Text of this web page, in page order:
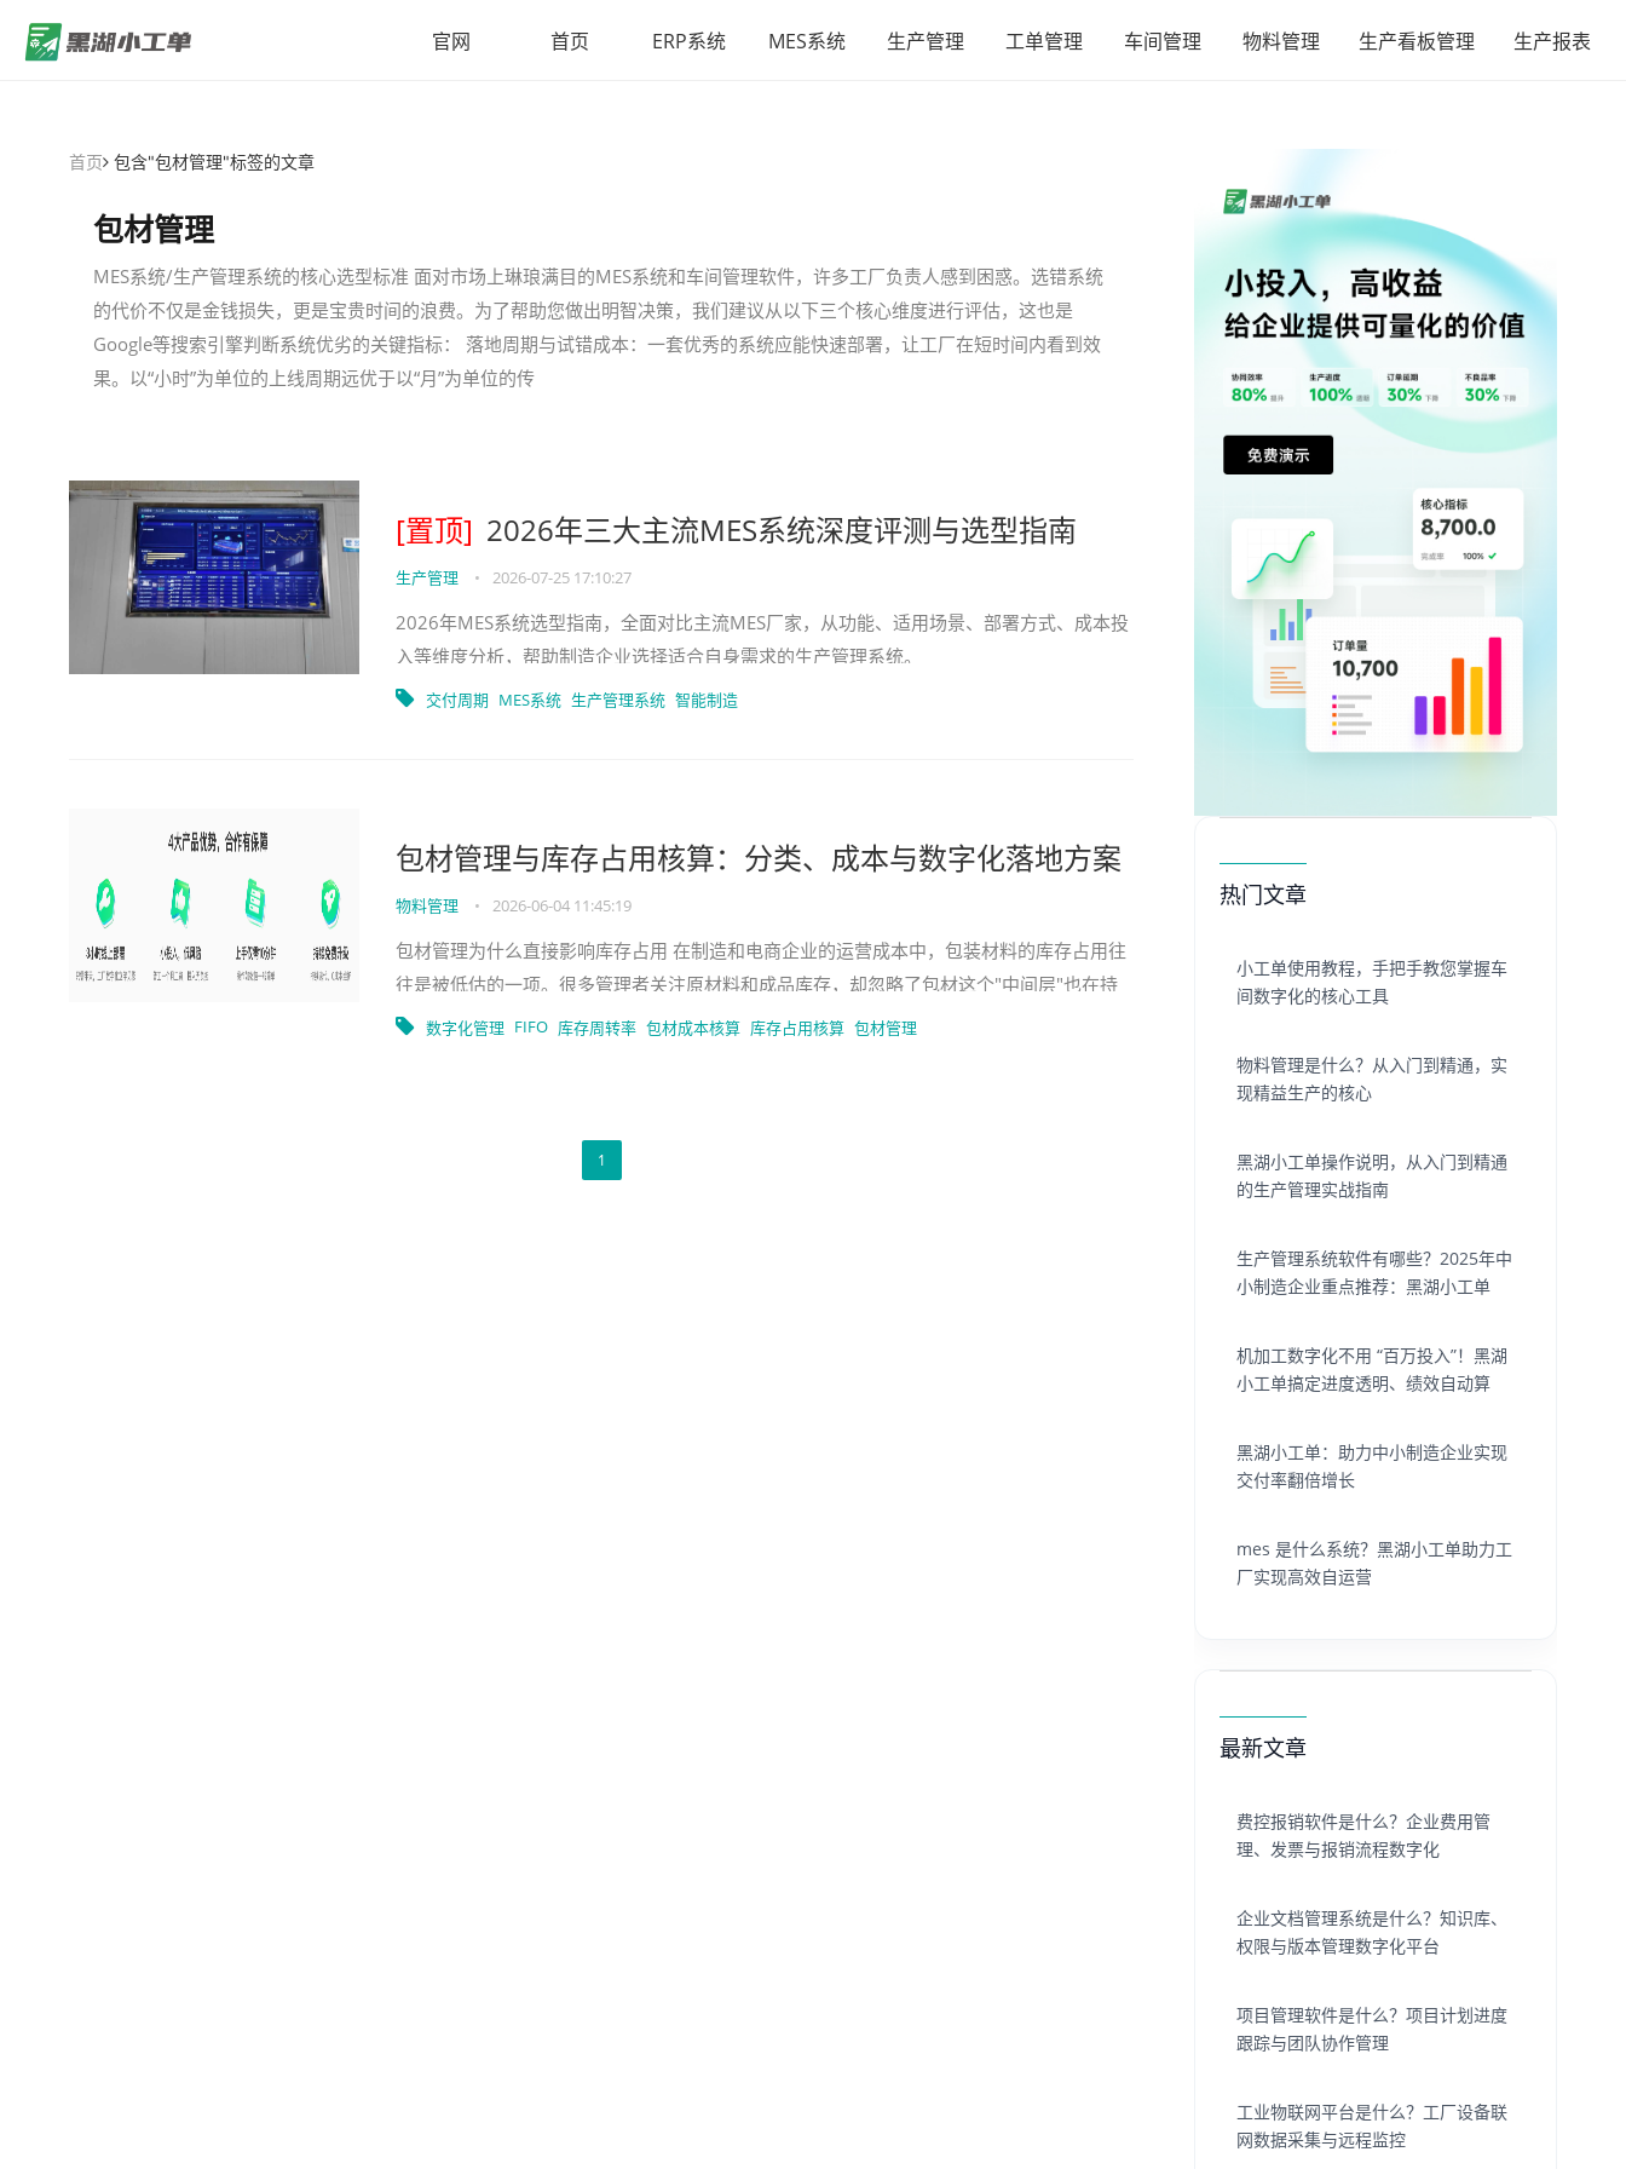
官网 首页 ERP系统 MES系统 生产管理 工单管理 车间管理 物料管理 生产看板管理 生产报表
首页 包含"包材管理"标签的文章
包材管理
MES系统/生产管理系统的核心选型标准 面对市场上琳琅满目的MES系统和车间管理软件，许多工厂负责人感到困惑。选错系统
的代价不仅是金钱损失，更是宝贵时间的浪费。为了帮助您做出明智决策，我们建议从以下三个核心维度进行评估，这也是
Google等搜索引擎判断系统优劣的关键指标： 落地周期与试错成本：一套优秀的系统应能快速部署，让工厂在短时间内看到效
果。以“小时”为单位的上线周期远优于以“月”为单位的传
[置顶] 2026年三大主流MES系统深度评测与选型指南
生产管理 • 2026-07-25 17:10:27
2026年MES系统选型指南，全面对比主流MES厂家，从功能、适用场景、部署方式、成本投
入等维度分析，帮助制造企业选择适合自身需求的生产管理系统。
交付周期 MES系统 生产管理系统 智能制造
包材管理与库存占用核算：分类、成本与数字化落地方案
物料管理 • 2026-06-04 11:45:19
包材管理为什么直接影响库存占用 在制造和电商企业的运营成本中，包装材料的库存占用往
往是被低估的一项。很多管理者关注原材料和成品库存，却忽略了包材这个"中间层"也在持
续消耗资金和仓储空间。包材种类多、规
数字化管理 FIFO 库存周转率 包材成本核算 库存占用核算 包材管理
1
热门文章
小工单使用教程，手把手教您掌握车
间数字化的核心工具
物料管理是什么？从入门到精通，实
现精益生产的核心
黑湖小工单操作说明，从入门到精通
的生产管理实战指南
生产管理系统软件有哪些？2025年中
小制造企业重点推荐：黑湖小工单
机加工数字化不用 “百万投入”！黑湖
小工单搞定进度透明、绩效自动算
黑湖小工单：助力中小制造企业实现
交付率翻倍增长
mes 是什么系统？黑湖小工单助力工
厂实现高效自运营
最新文章
费控报销软件是什么？企业费用管
理、发票与报销流程数字化
企业文档管理系统是什么？知识库、
权限与版本管理数字化平台
项目管理软件是什么？项目计划进度
跟踪与团队协作管理
工业物联网平台是什么？工厂设备联
网数据采集与远程监控